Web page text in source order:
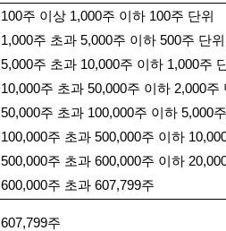
100주 이상 1,000주 이하 100주 단위
1,000주 초과 5,000주 이하 500주 단위
5,000주 초과 10,000주 이하 1,000주
10,000주 초과 50,000주 이하 2,000주
50,000주 초과 100,000주 이하 5,000
100,000주 초과 500,000주 이하
500,000주 초과 600,000주 이하
600,000주 초과 607,799주
607,799주